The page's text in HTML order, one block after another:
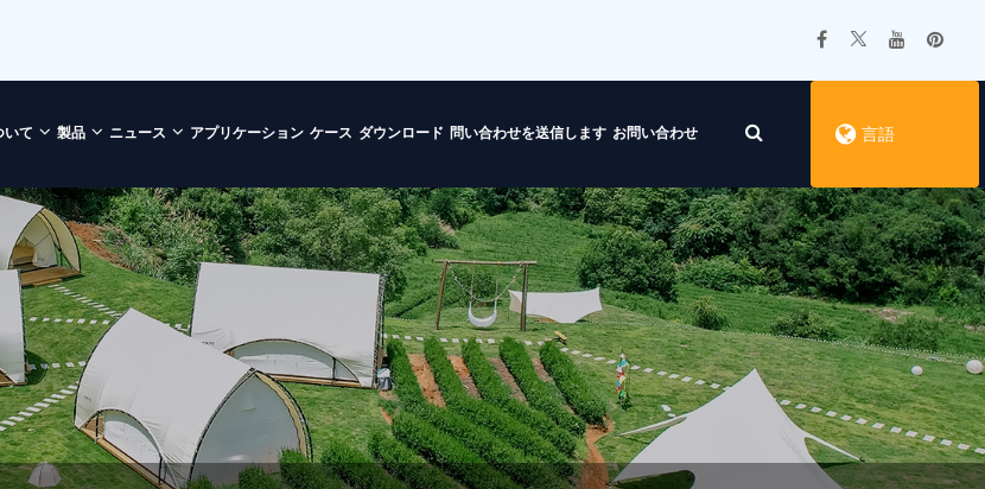
いて 製品 ニュース アプリケーション ケース ダウンロード 問い合わせを送信します お問い合わせ 言語